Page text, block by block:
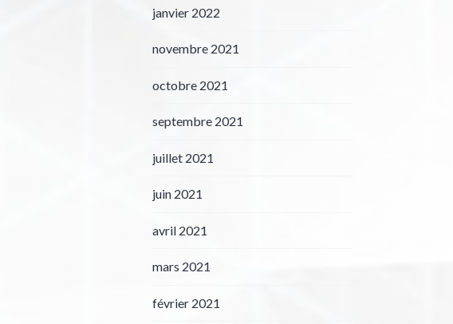
janvier 2022
novembre 2021
octobre 2021
septembre 2021
juillet 2021
juin 2021
avril 2021
mars 2021
février 2021